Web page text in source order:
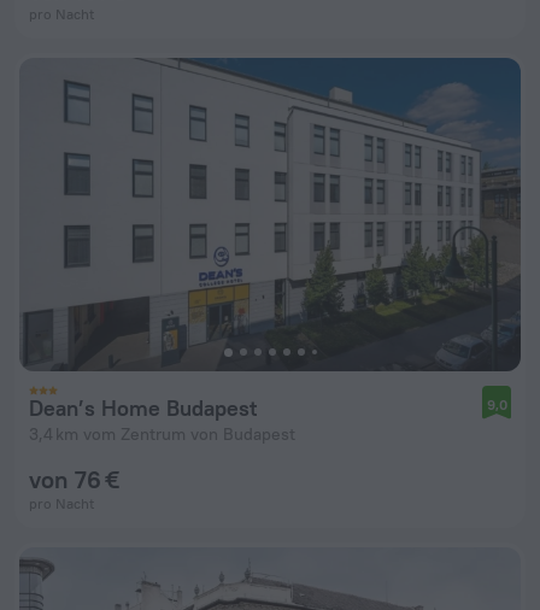
pro Nacht
Dean’s Home Budapest
3,4 km vom Zentrum von Budapest
9,0
von 76 €
pro Nacht